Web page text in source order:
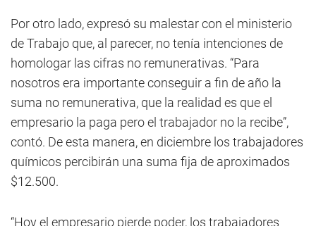
Por otro lado, expresó su malestar con el ministerio
de Trabajo que, al parecer, no tenía intenciones de
homologar las cifras no remunerativas. “Para
nosotros era importante conseguir a fin de año la
suma no remunerativa, que la realidad es que el
empresario la paga pero el trabajador no la recibe”,
contó. De esta manera, en diciembre los trabajadores
químicos percibirán una suma fija de aproximados
$12.500.
“Hoy el empresario pierde poder, los trabajadores